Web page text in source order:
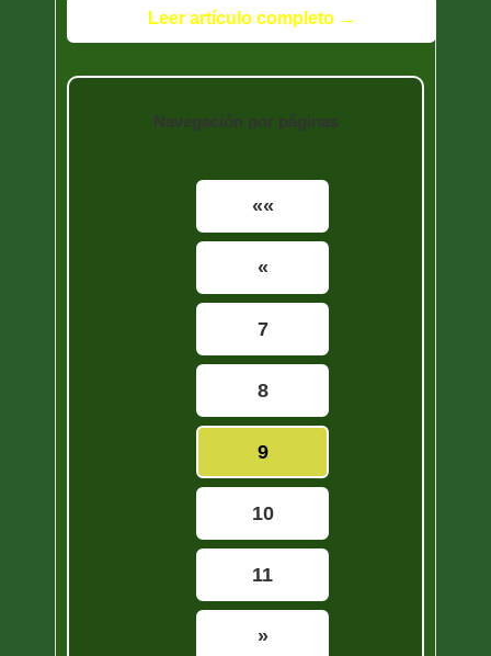
Leer artículo completo →
Navegación por páginas
««
«
7
8
9
10
11
»